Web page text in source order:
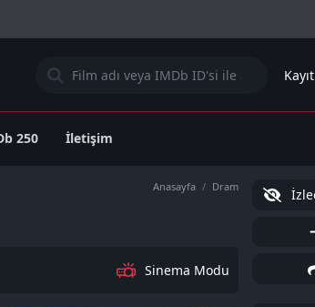
250 İletişim
Anasayfa Dram
Sinema Modu